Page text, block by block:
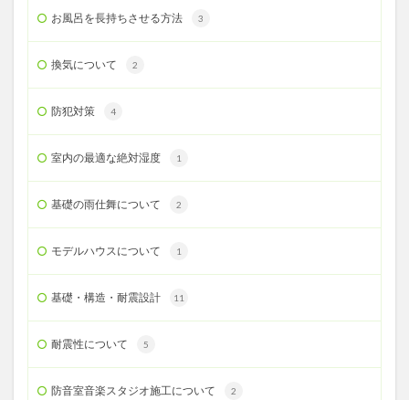
お風呂を長持ちさせる方法 3
換気について 2
防犯対策 4
室内の最適な絶対湿度 1
基礎の雨仕舞について 2
モデルハウスについて 1
基礎・構造・耐震設計 11
耐震性について 5
防音室音楽スタジオ施工について 2